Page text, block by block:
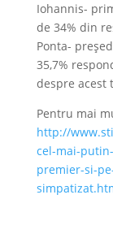
Iohannis-
de 34% din
Ponta-
35,7%
despre acest
Pentru mai
http://
cel-mai-
premier-si-